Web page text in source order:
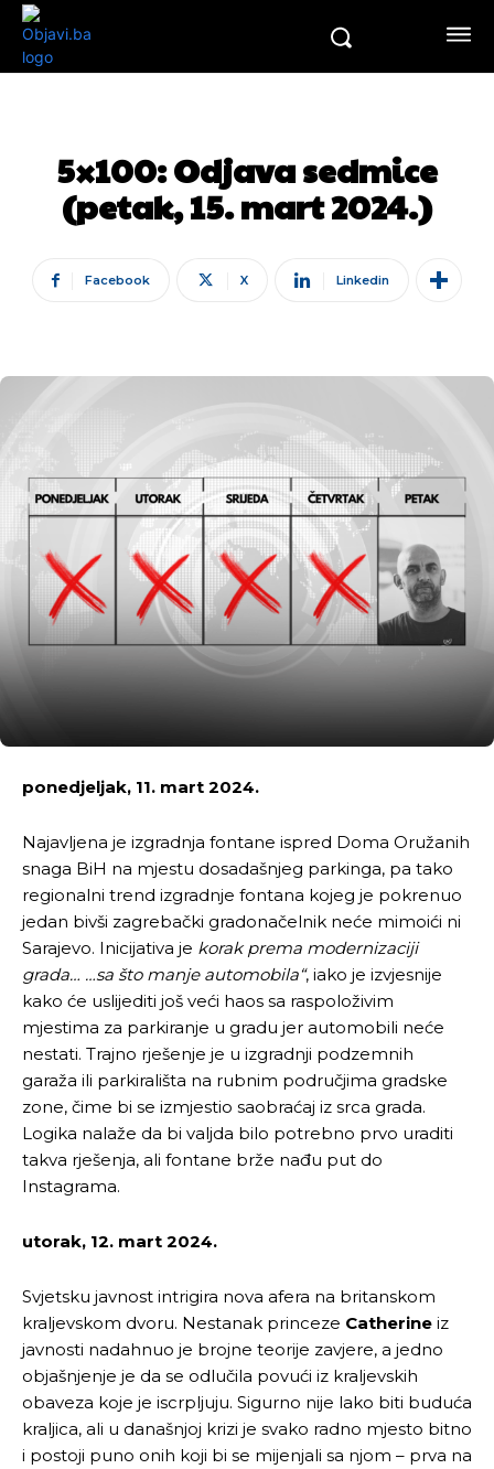
5×100: Odjava sedmice
(petak, 15. mart 2024.)
Facebook X Linkedin
ponedjeljak, 11. mart 2024.
Najavljena je izgradnja fontane ispred Doma Oružanih
snaga BiH na mjestu dosadašnjeg parkinga, pa tako
regionalni trend izgradnje fontana kojeg je pokrenuo
jedan bivši zagrebački gradonačelnik neće mimoići ni
Sarajevo. Inicijativa je korak prema modernizaciji
grada… …sa što manje automobila“, iako je izvjesnije
kako će uslijediti još veći haos sa raspoloživim
mjestima za parkiranje u gradu jer automobili neće
nestati. Trajno rješenje je u izgradnji podzemnih
garaža ili parkirališta na rubnim područjima gradske
zone, čime bi se izmjestio saobraćaj iz srca grada.
Logika nalaže da bi valjda bilo potrebno prvo uraditi
takva rješenja, ali fontane brže nađu put do
Instagrama.
utorak, 12. mart 2024.
Svjetsku javnost intrigira nova afera na britanskom
kraljevskom dvoru. Nestanak princeze Catherine iz
javnosti nadahnuo je brojne teorije zavjere, a jedno
objašnjenje je da se odlučila povući iz kraljevskih
obaveza koje je iscrpljuju. Sigurno nije lako biti buduća
kraljica, ali u današnjoj krizi je svako radno mjesto bitno
i postoji puno onih koji bi se mijenjali sa njom – prva na